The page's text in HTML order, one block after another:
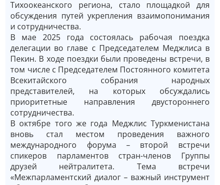
Тихоокеанского региона, стало площадкой для
обсуждения путей укрепления взаимопонимания
и сотрудничества.
В мае 2025 года состоялась рабочая поездка
делегации во главе с Председателем Меджлиса в
Пекин. В ходе поездки были проведены встречи, в
том числе с Председателем Постоянного комитета
Всекитайского собрания народных
представителей, на которых обсуждались
приоритетные направления двустороннего
сотрудничества.
В октябре того же года Меджлис Туркменистана
вновь стал местом проведения важного
международного форума – второй встречи
спикеров парламентов стран-членов Группы
друзей нейтралитета. Тема встречи
«Межпарламентский диалог – важный инструмент